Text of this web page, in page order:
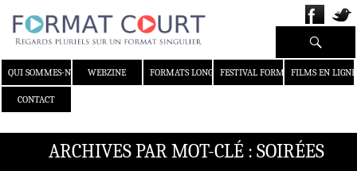
QUI SOMMES-NOUS ?WEBZINE FORMATS LONGS FESTIVAL FORMAT COURT
FILMS EN LIGNE
CONTACT
Recherche
ARCHIVES PAR MOT-CLÉ : SOIRÉES